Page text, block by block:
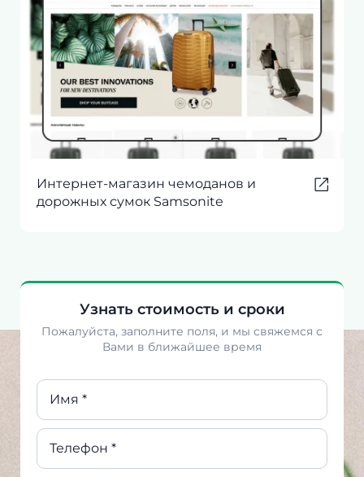
Интернет-магазин чемоданов и
дорожных сумок Samsonite
Узнать стоимость и сроки
Пожалуйста, заполните поля, и мы свяжемся с
Вами в ближайшее время
Имя *
Телефон *